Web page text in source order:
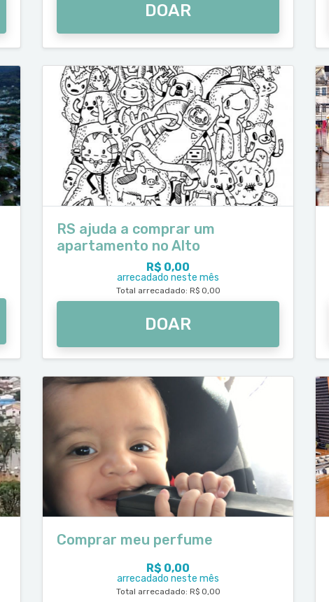
DOAR
RS ajuda a comprar um
apartamento no Alto
R$ 0,00
arrecadado neste mês
Total arrecadado: R$ 0,00
DOAR
Comprar meu perfume
R$ 0,00
arrecadado neste mês
Total arrecadado: R$ 0,00